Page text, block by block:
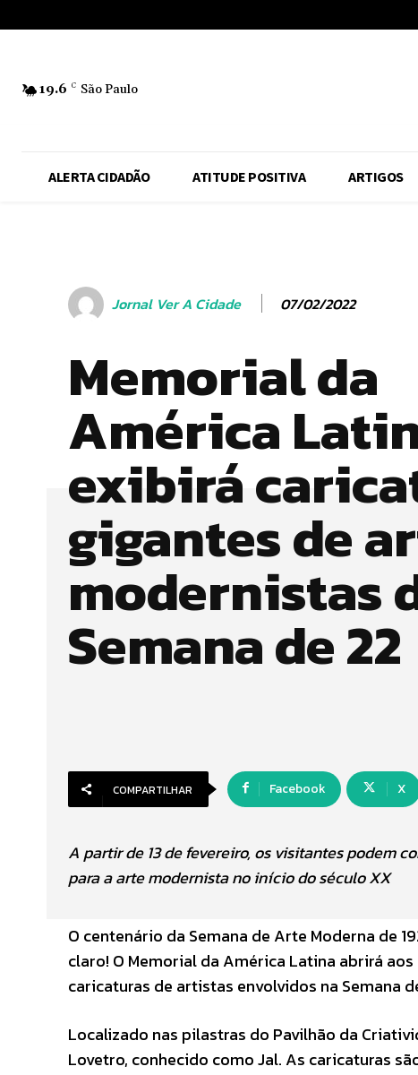
19.6 C São Paulo
ALERTA CIDADÃO ATITUDE POSITIVA ARTIGOS
Jornal Ver A Cidade 07/02/2022
Memorial da
América
exibirá
gigantes de
modernistas
Semana de 22
COMPARTILHAR Facebook X
A partir de 13 de fevereiro, os visitantes podem
para a arte modernista no início do século XX
O centenário da Semana de Arte Moderna de
claro! O Memorial da América Latina abrirá
caricaturas de artistas envolvidos na Semana
Localizado nas pilastras do Pavilhão da
Lovetro, conhecido como Jal. As caricaturas